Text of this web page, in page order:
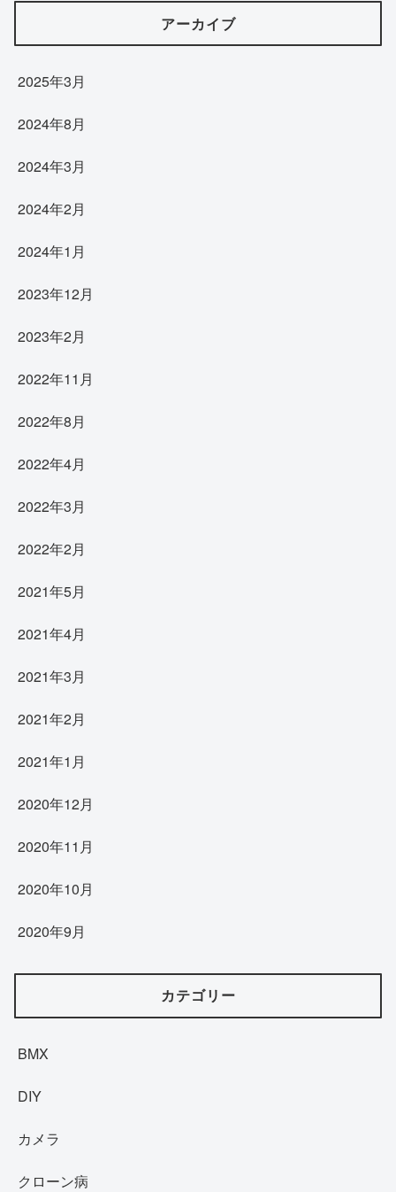
アーカイブ
2025年3月
2024年8月
2024年3月
2024年2月
2024年1月
2023年12月
2023年2月
2022年11月
2022年8月
2022年4月
2022年3月
2022年2月
2021年5月
2021年4月
2021年3月
2021年2月
2021年1月
2020年12月
2020年11月
2020年10月
2020年9月
カテゴリー
BMX
DIY
カメラ
クローン病